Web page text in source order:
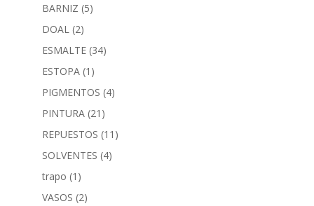
BARNIZ (5)
DOAL (2)
ESMALTE (34)
ESTOPA (1)
PIGMENTOS (4)
PINTURA (21)
REPUESTOS (11)
SOLVENTES (4)
trapo (1)
VASOS (2)